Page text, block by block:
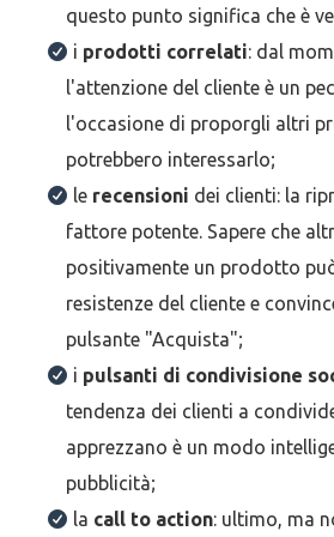
questo punto significa che è
i prodotti correlati: dal
l'attenzione del cliente è un
l'occasione di proporgli altri
potrebbero interessarlo;
le recensioni dei clienti: la
fattore potente. Sapere che
positivamente un prodotto
resistenze del cliente e
pulsante "Acquista";
i pulsanti di condivisione
tendenza dei clienti a
apprezzano è un modo
pubblicità;
la call to action: ultimo, ma